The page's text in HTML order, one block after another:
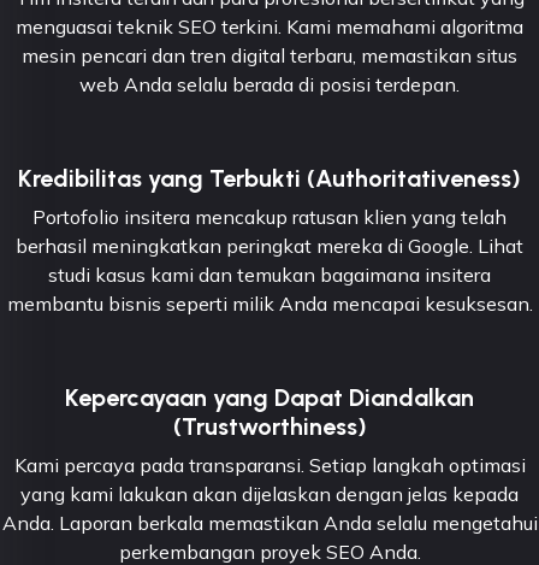
menguasai teknik SEO terkini. Kami memahami algoritma
mesin pencari dan tren digital terbaru, memastikan situs
web Anda selalu berada di posisi terdepan.
Kredibilitas yang Terbukti (Authoritativeness)
Portofolio insitera mencakup ratusan klien yang telah
berhasil meningkatkan peringkat mereka di Google. Lihat
studi kasus kami dan temukan bagaimana insitera
membantu bisnis seperti milik Anda mencapai kesuksesan.
Kepercayaan yang Dapat Diandalkan
(Trustworthiness)
Kami percaya pada transparansi. Setiap langkah optimasi
yang kami lakukan akan dijelaskan dengan jelas kepada
Anda. Laporan berkala memastikan Anda selalu mengetahui
perkembangan proyek SEO Anda.